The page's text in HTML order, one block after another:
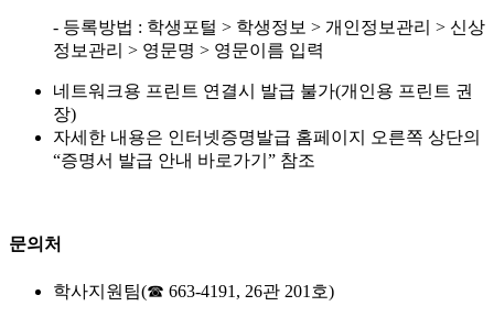
- 등록방법 : 학생포털 > 학생정보 > 개인정보관리 > 신상
정보관리 > 영문명 > 영문이름 입력
네트워크용 프린트 연결시 발급 불가(개인용 프린트 권
장)
자세한 내용은 인터넷증명발급 홈페이지 오른쪽 상단의
“증명서 발급 안내 바로가기” 참조
문의처
학사지원팀(☎ 663-4191, 26관 201호)